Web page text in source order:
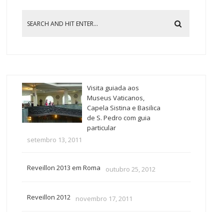
Visita guiada aos
Museus Vaticanos,
Capela Sistina e Basilica
de S. Pedro com guia
particular
setembro 13, 2011
Reveillon 2013 em Roma outubro 25, 2012
Reveillon 2012 novembro 17, 2011